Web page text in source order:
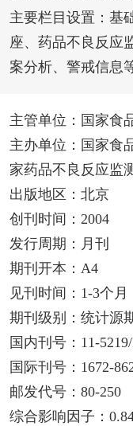
主要栏目设置：基
座、药品不良反应
案分析、警戒信息
主管单位：国家食
主办单位：国家食
家药品不良反应监
出版地区：北京
创刊时间：2004
发行周期：月刊
期刊开本：A4
见刊时间：1-3个月
期刊级别：统计源
国内刊号：11-
国际刊号：1672-
邮发代号：80-250
综合影响因子：